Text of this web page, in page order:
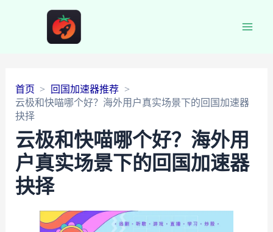
首页
回国加速器推荐
云极和快喵哪个好？海外用户真实场景下的回国加速器
抉择
云极和快喵哪个好？海外用
户真实场景下的回国加速器
抉择